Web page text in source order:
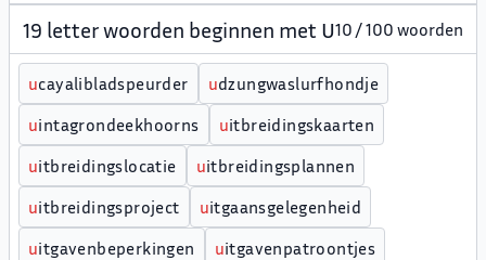
19 letter woorden beginnen met U10 / 100 woorden
ucayalibladspeurder udzungwaslurfhondje
uintagrondeekhoorns uitbreidingskaarten
uitbreidingslocatie uitbreidingsplannen
uitbreidingsproject uitgaansgelegenheid
uitgavenbeperkingen uitgavenpatroontjes